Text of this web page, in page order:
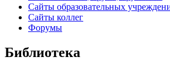
Сайты образовательных
Сайты коллег
Форумы
Библиотека